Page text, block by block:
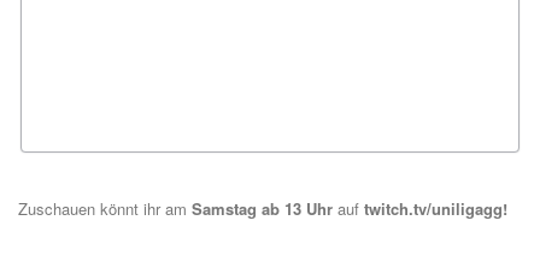
Zuschauen könnt ihr am Samstag ab 13 Uhr auf twitch.tv/uniligagg!